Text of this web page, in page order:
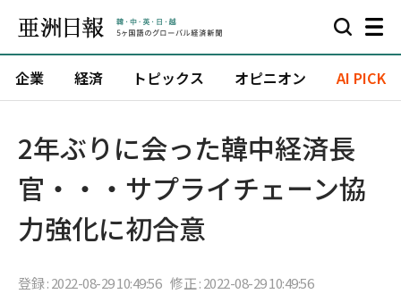
企業 経済 トピックス オピニオン AI PICK
2年ぶりに会った韓中経済長
官・・・サプライチェーン協
力強化に初合意
登録 : 2022-08-29 10:49:56 修正 : 2022-08-29 10:49:56